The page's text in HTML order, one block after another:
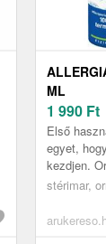
ML
1 990 Ft
Első
egyet,
kezdjen.
stérimar,